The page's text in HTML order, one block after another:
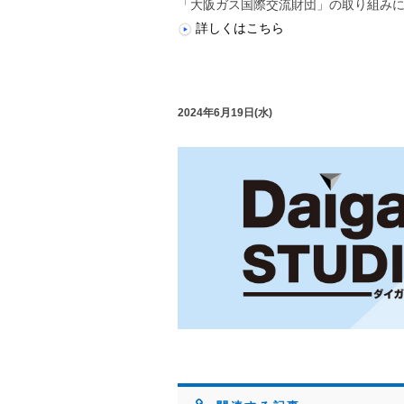
「大阪ガス国際交流財団」の取り組み
詳しくはこちら
2024年6月19日(水)